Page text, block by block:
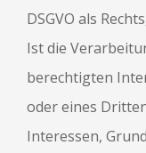
DSGVO als
Ist die
berechtigten
oder eines
Interessen,